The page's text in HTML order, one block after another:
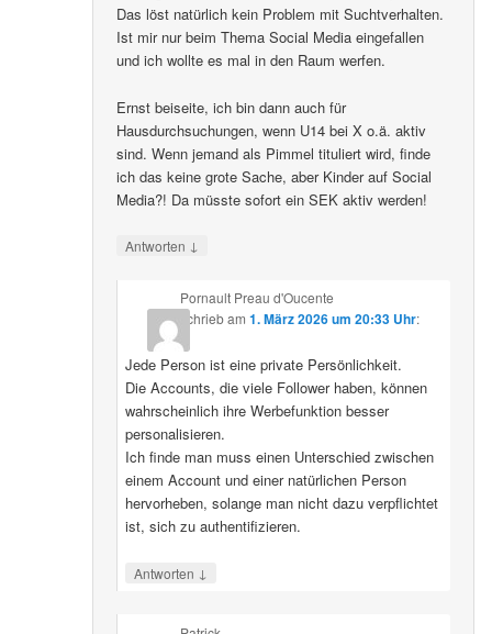
Das löst natürlich kein Problem mit Suchtverhalten.
Ist mir nur beim Thema Social Media eingefallen
und ich wollte es mal in den Raum werfen.
Ernst beiseite, ich bin dann auch für
Hausdurchsuchungen, wenn U14 bei X o.ä. aktiv
sind. Wenn jemand als Pimmel tituliert wird, finde
ich das keine grote Sache, aber Kinder auf Social
Media?! Da müsste sofort ein SEK aktiv werden!
Antworten ↓
Pornault Preau d'Oucente
schriebam 1. März 2026 um 20:33 Uhr:
Jede Person ist eine private Persönlichkeit.
Die Accounts, die viele Follower haben, können
wahrscheinlich ihre Werbefunktion besser
personalisieren.
Ich finde man muss einen Unterschied zwischen
einem Account und einer natürlichen Person
hervorheben, solange man nicht dazu verpflichtet
ist, sich zu authentifizieren.
Antworten ↓